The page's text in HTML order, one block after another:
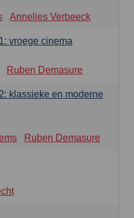
Annelies Verbeeck
vroege cinema
Ruben Demasure
klassieke en moderne
Ruben Demasure